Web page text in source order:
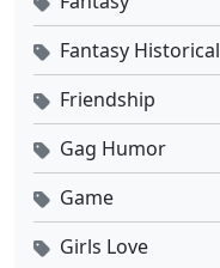
Fantasy Historical
Friendship
Gag Humor
Game
Girls Love